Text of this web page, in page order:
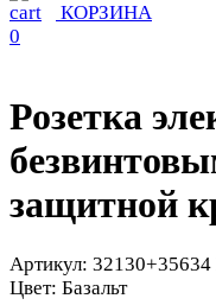
КОРЗИНА
0
Розетка
защитной
Артикул: 32130+35634
Цвет: Базальт